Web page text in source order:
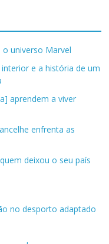
universo Marvel
e a história de um
aprendem a viver
enfrenta as
deixou o seu país
no desporto adaptado